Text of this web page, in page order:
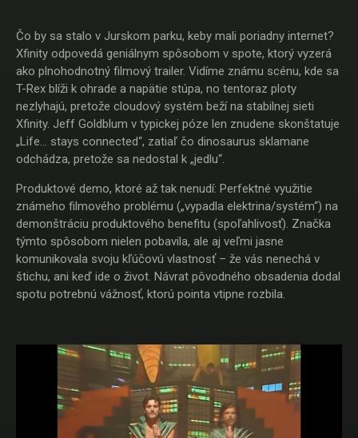
Čo by sa stalo v Jurskom parku, keby mali poriadny internet?
Xfinity odpovedá geniálnym spôsobom v spote, ktorý vyzerá
ako plnohodnotný filmový trailer. Vidíme známu scénu, kde sa
T-Rex blíži k ohrade a napätie stúpa, no tentoraz ploty
nezlyhajú, pretože cloudový systém beží na stabilnej sieti
Xfinity. Jeff Goldblum v typickej póze len znudene skonštatuje
„Life... stays connected“, zatiaľ čo dinosaurus sklamane
odchádza, pretože sa nedostal k „jedlu“.
Produktové demo, ktoré až tak nenudí: Perfektné využitie
známeho filmového problému („vypadla elektrina/systém“) na
demonštráciu produktového benefitu (spoľahlivosť). Značka
týmto spôsobom nielen pobavila, ale aj veľmi jasne
komunikovala svoju kľúčovú vlastnosť – že vás nenechá v
štichu, ani keď ide o život. Návrat pôvodného obsadenia dodal
spotu potrebnú vážnosť, ktorú pointa vtipne rozbila.